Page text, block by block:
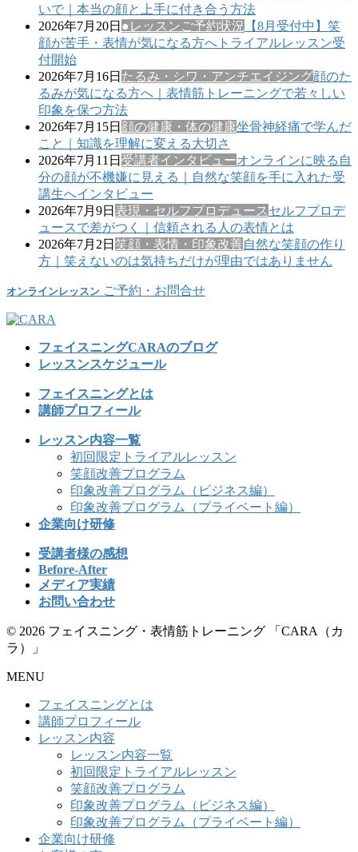
いで｜本当の顔と上手に付き合う方法
2026年7月20日 ●レッスンご予約状況
【8月受付中】笑
顔が苦手・表情が気になる方へトライアルレッスン受
付開始
2026年7月16日 たるみ・シワ・アンチエイジング顔のた
るみが気になる方へ｜表情筋トレーニングで若々しい
印象を保つ方法
2026年7月15日 顔の健康・体の健康坐骨神経痛で学んだ
こと｜知識を理解に変える大切さ
2026年7月11日 受講者インタビューオンラインに映る自
分の顔が不機嫌に見える｜自然な笑顔を手に入れた受
講生へインタビュー
2026年7月9日 表現・セルフプロデュース セルフプロデ
ュースで差がつく｜信頼される人の表情とは
2026年7月2日 笑顔・表情・印象改善自然な笑顔の作り
方｜笑えないのは気持ちだけが理由ではありません
オンラインレッスン ご予約・お問合せ
フェイスニングCARAのブログ
レッスンスケジュール
フェイスニングとは
講師プロフィール
レッスン内容一覧
初回限定トライアルレッスン
笑顔改善プログラム
印象改善プログラム（ビジネス編）
印象改善プログラム（プライベート編）
企業向け研修
受講者様の感想
Before-After
メディア実績
お問い合わせ
© 2026 フェイスニング・表情筋トレーニング 「CARA（カ
ラ）」
MENU
フェイスニングとは
講師プロフィール
レッスン内容
レッスン内容一覧
初回限定トライアルレッスン
笑顔改善プログラム
印象改善プログラム（ビジネス編）
印象改善プログラム（プライベート編）
企業向け研修